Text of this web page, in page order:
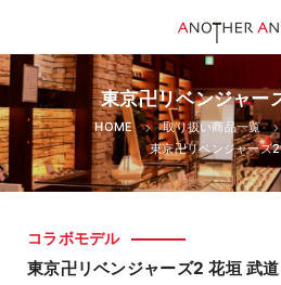
東京卍リベンジャー
HOME 取り扱い商品一覧
東京卍リベンジャーズ
コラボモデル
東京卍リベンジャーズ2 花垣 武道